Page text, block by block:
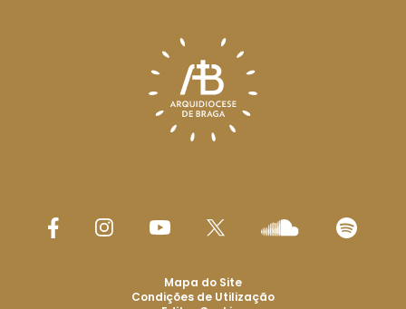
Mapa do Site
Condições de Utilização